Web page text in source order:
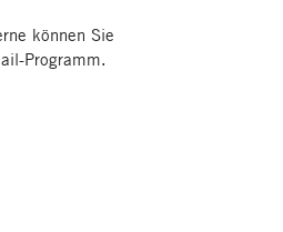
können Sie
Programm.